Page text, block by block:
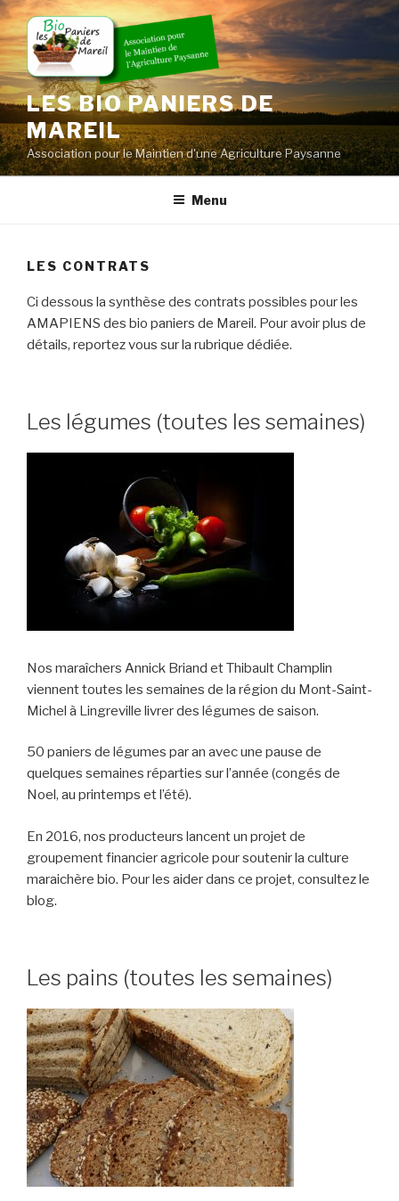
Skip
to
content
LES BIO PANIERS DE
MAREIL
Association pour le Maintien d'une Agriculture Paysanne
Menu
LES CONTRATS
Ci dessous la synthèse des contrats possibles pour les
AMAPIENS des bio paniers de Mareil. Pour avoir plus de
détails, reportez vous sur la rubrique dédiée.
Les légumes (toutes les semaines)
Nos maraîchers Annick Briand et Thibault Champlin
viennent toutes les semaines de la région du Mont-Saint-
Michel à Lingreville livrer des légumes de saison.
50 paniers de légumes par an avec une pause de
quelques semaines réparties sur l’année (congés de
Noel, au printemps et l’été).
En 2016, nos producteurs lancent un projet de
groupement financier agricole pour soutenir la culture
maraichère bio. Pour les aider dans ce projet, consultez le
blog.
Les pains (toutes les semaines)